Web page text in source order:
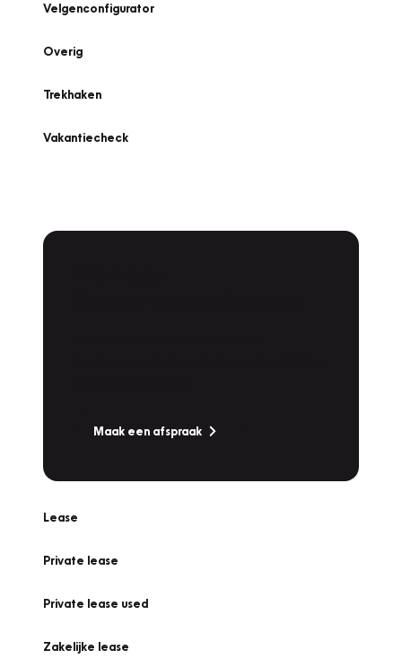
Velgenconfigurator
Overig
Trekhaken
Vakantiecheck
Maak een afspraak
Lease
Private lease
Private lease used
Zakelijke lease